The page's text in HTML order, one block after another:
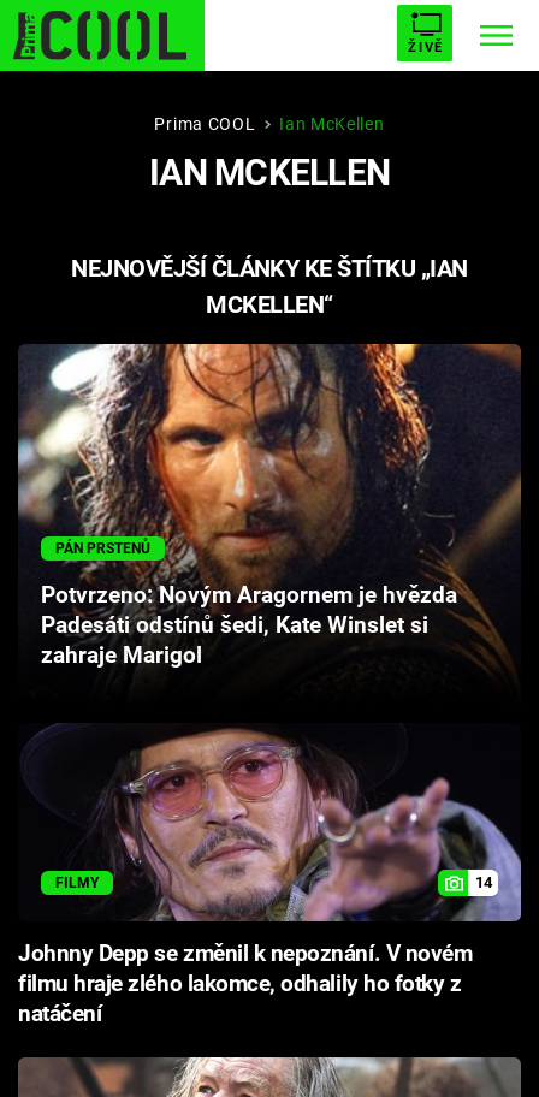
ŽIVĚ
STARHOUSE BUFFY, PŘEMOŽITELKA UPÍRŮ
PLNEJ KOTEL AVENGERS 5
Filmy
Seriály
Hry
Cool Esport
Pořady
Sledujte prima+
Přihlášení
Prima COOL Ian McKellen
IAN MCKELLEN
NEJNOVĚJŠÍ ČLÁNKY KE ŠTÍTKU „IAN
MCKELLEN“
PÁN PRSTENŮ
Potvrzeno: Novým Aragornem je hvězda
Padesáti odstínů šedi, Kate Winslet si
zahraje Marigol
FILMY 14
Johnny Depp se změnil k nepoznání. V novém
filmu hraje zlého lakomce, odhalily ho fotky z
natáčení